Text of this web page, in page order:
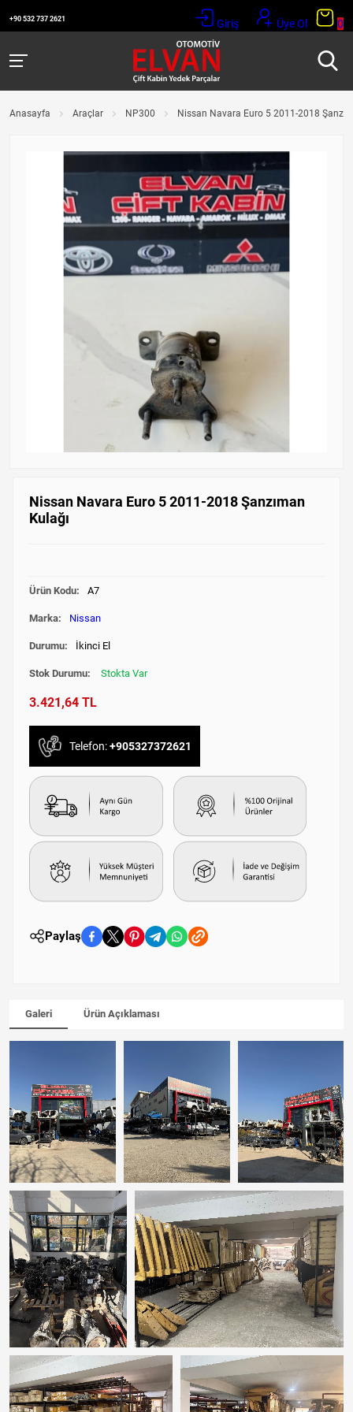
+90 532 737 2621 Giriş Üye Ol 0
Anasayfa Araçlar NP300 Nissan Navara Euro 5 2011-2018
Nissan Navara Euro 5 2011-2018 Şanzıman
Kulağı
Ürün Kodu: A7
Marka: Nissan
Durumu: İkinci El
Stok Durumu: Stokta Var
3.421,64 TL
Telefon:+905327372621
Paylaş
Galeri Ürün Açıklaması